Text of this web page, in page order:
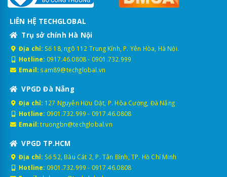
LIÊN HỆ TECHGLOBAL
Trụ sở chính Hà Nội
Địa chỉ: Số 18, ngõ 112 Trung Kính, P. Yên Hòa, Hà Nội.
Hotline: 0917.46.0808- 0901.732.999
Email: sam89@techglobal.vn
VPGD Đà Nẵng
Địa chỉ: 127 Nguyễn Hữu Dật, P. Hòa Cường, Đà Nẵng
Hotline: 0901.732.999 - 0917.46.0808
Email: truongbn@techglobal.vn
VPGD TP.HCM
Địa chỉ: Số 52, Bàu Cát 2, P. Tân Bình, TP. Hồ Chí Minh
Hotline: 0901.732.999 - 0917.46.0808